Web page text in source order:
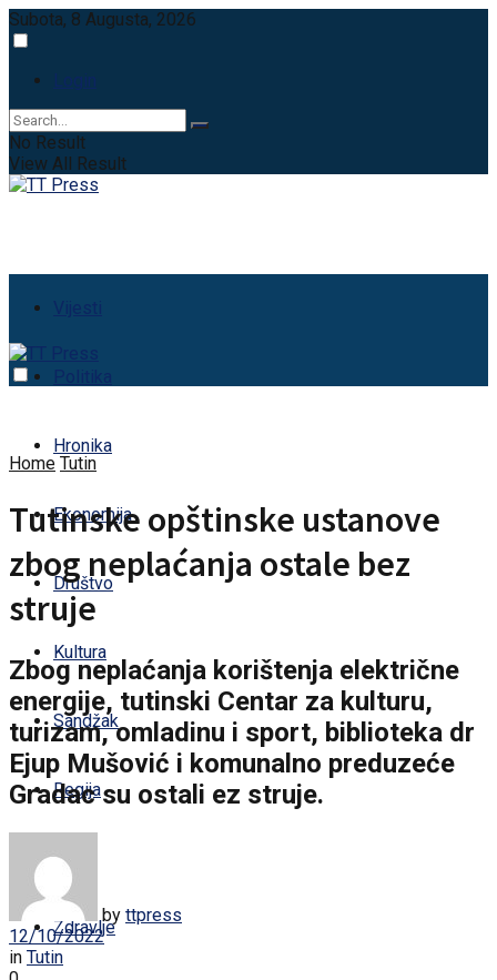
Subota, 8 Augusta, 2026
Login
No Result
View All Result
Vijesti
Politika
Hronika
Ekonomija
Društvo
Kultura
Sandžak
Regija
Svijet
Zdravlje
Home Tutin
Tutinske opštinske ustanove
zbog neplaćanja ostale bez
struje
Zbog neplaćanja korištenja električne
energije, tutinski Centar za kulturu,
turizam, omladinu i sport, biblioteka dr
Ejup Mušović i komunalno preduzeće
Gradac su ostali ez struje.
by ttpress
12/10/2022
in Tutin